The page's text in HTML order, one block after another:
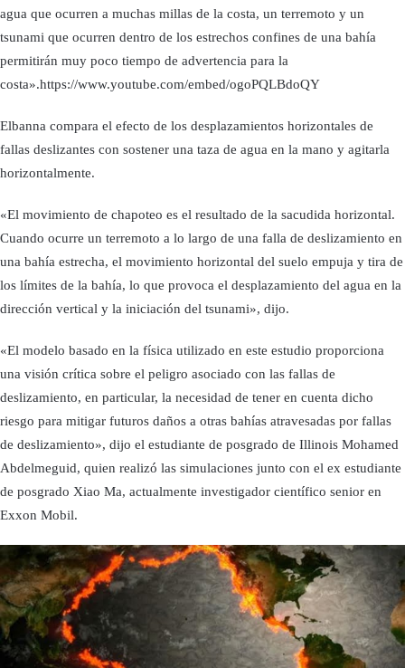
agua que ocurren a muchas millas de la costa, un terremoto y un
tsunami que ocurren dentro de los estrechos confines de una bahía
permitirán muy poco tiempo de advertencia para la
costa».https://www.youtube.com/embed/ogoPQLBdoQY
Elbanna compara el efecto de los desplazamientos horizontales de
fallas deslizantes con sostener una taza de agua en la mano y agitarla
horizontalmente.
«El movimiento de chapoteo es el resultado de la sacudida horizontal.
Cuando ocurre un terremoto a lo largo de una falla de deslizamiento en
una bahía estrecha, el movimiento horizontal del suelo empuja y tira de
los límites de la bahía, lo que provoca el desplazamiento del agua en la
dirección vertical y la iniciación del tsunami», dijo.
«El modelo basado en la física utilizado en este estudio proporciona
una visión crítica sobre el peligro asociado con las fallas de
deslizamiento, en particular, la necesidad de tener en cuenta dicho
riesgo para mitigar futuros daños a otras bahías atravesadas por fallas
de deslizamiento», dijo el estudiante de posgrado de Illinois Mohamed
Abdelmeguid, quien realizó las simulaciones junto con el ex estudiante
de posgrado Xiao Ma, actualmente investigador científico senior en
Exxon Mobil.